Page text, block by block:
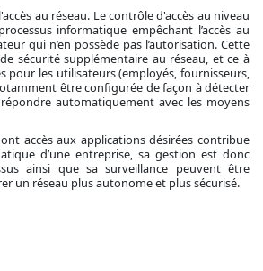
au réseau. Le contrôle d'accès au niveau
informatique empêchant l’accès au
qui n’en possède pas l’autorisation. Cette
sécurité supplémentaire au réseau, et ce à
pour les utilisateurs (employés, fournisseurs,
être configurée de façon à détecter
automatiquement avec les moyens
accès aux applications désirées contribue
d’une entreprise, sa gestion est donc
ainsi que sa surveillance peuvent être
un réseau plus autonome et plus sécurisé.